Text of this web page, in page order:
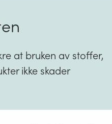
at bruken av stoffer,
ikke skader